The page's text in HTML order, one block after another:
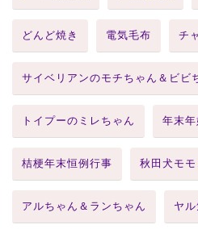
どんど焼き 電気毛布 チ
サイベリアンのモチちゃん＆ビビ
トイプーのミレちゃん 年末
桔梗年末恒例行事 秋田犬モ
アルちゃん＆ランちゃん ヤ